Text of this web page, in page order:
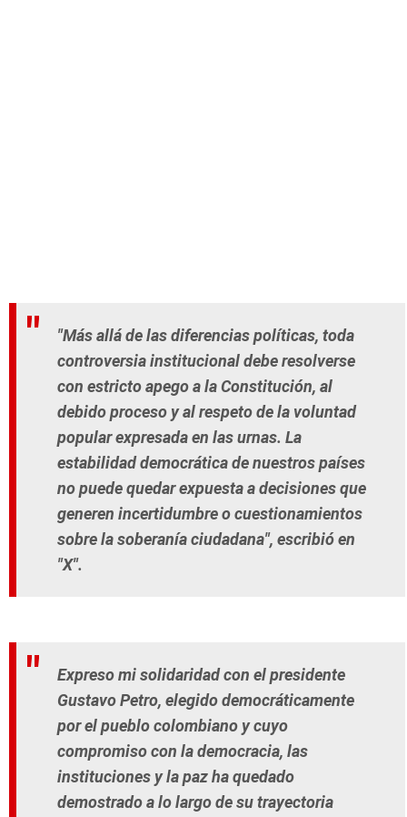
"Más allá de las diferencias políticas, toda
controversia institucional debe resolverse
con estricto apego a la Constitución, al
debido proceso y al respeto de la voluntad
popular expresada en las urnas. La
estabilidad democrática de nuestros países
no puede quedar expuesta a decisiones que
generen incertidumbre o cuestionamientos
sobre la soberanía ciudadana", escribió en
"X".
Expreso mi solidaridad con el presidente
Gustavo Petro, elegido democráticamente
por el pueblo colombiano y cuyo
compromiso con la democracia, las
instituciones y la paz ha quedado
demostrado a lo largo de su trayectoria